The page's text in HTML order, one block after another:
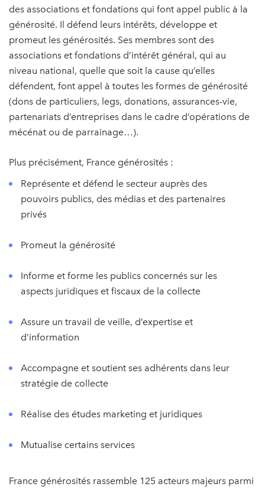
des associations et fondations qui font appel public à la
générosité. Il défend leurs intérêts, développe et
promeut les générosités. Ses membres sont des
associations et fondations d’intérêt général, qui au
niveau national, quelle que soit la cause qu’elles
défendent, font appel à toutes les formes de générosité
(dons de particuliers, legs, donations, assurances-vie,
partenariats d’entreprises dans le cadre d’opérations de
mécénat ou de parrainage…).
Plus précisément, France générosités :
Représente et défend le secteur auprès des
pouvoirs publics, des médias et des partenaires
privés
Promeut la générosité
Informe et forme les publics concernés sur les
aspects juridiques et fiscaux de la collecte
Assure un travail de veille, d’expertise et
d’information
Accompagne et soutient ses adhérents dans leur
stratégie de collecte
Réalise des études marketing et juridiques
Mutualise certains services
France générosités rassemble 125 acteurs majeurs parmi